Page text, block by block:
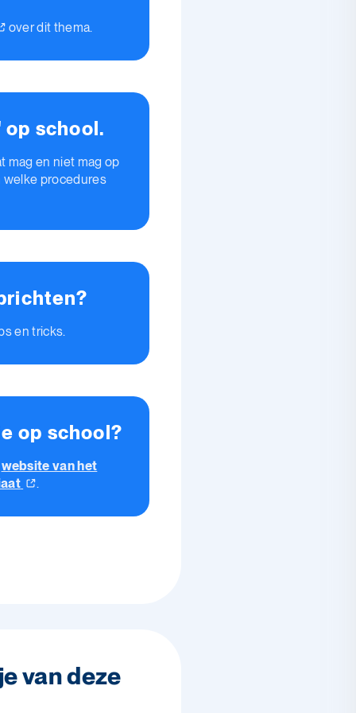
over dit thema.
school.
mag en niet mag op
welke procedures
en tricks.
op school?
website van het
.
van deze